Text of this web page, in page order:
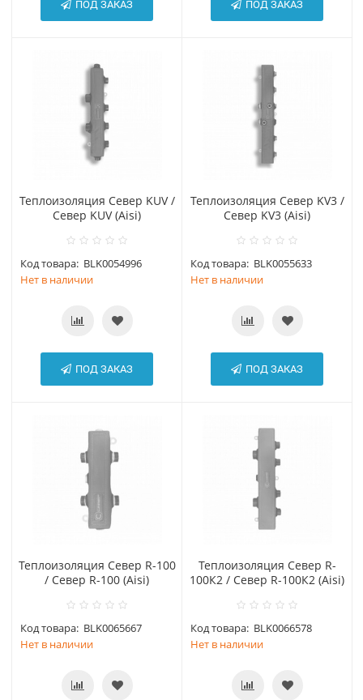
ПОД ЗАКАЗ ПОД ЗАКАЗ
Теплоизоляция Север KUV /
Север KUV (Aisi)
Код товара: BLK0054996
Нет в наличии
ПОД ЗАКАЗ
Теплоизоляция Север KV3 /
Север KV3 (Aisi)
Код товара: BLK0055633
Нет в наличии
ПОД ЗАКАЗ
Теплоизоляция Север R-100
/ Север R-100 (Aisi)
Код товара: BLK0065667
Нет в наличии
Теплоизоляция Север R-
100К2 / Север R-100К2 (Aisi)
Код товара: BLK0066578
Нет в наличии